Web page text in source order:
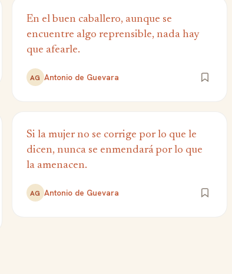
En el buen caballero, aunque se
encuentre algo reprensible, nada hay
que afearle.
AG Antonio de Guevara
Si la mujer no se corrige por lo que le
dicen, nunca se enmendará por lo que
la amenacen.
AG Antonio de Guevara